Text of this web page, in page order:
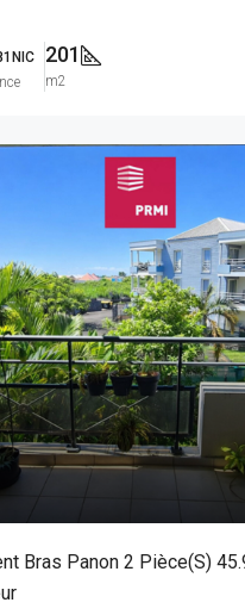
201
m2
Bras Panon 2 Pièce(s)